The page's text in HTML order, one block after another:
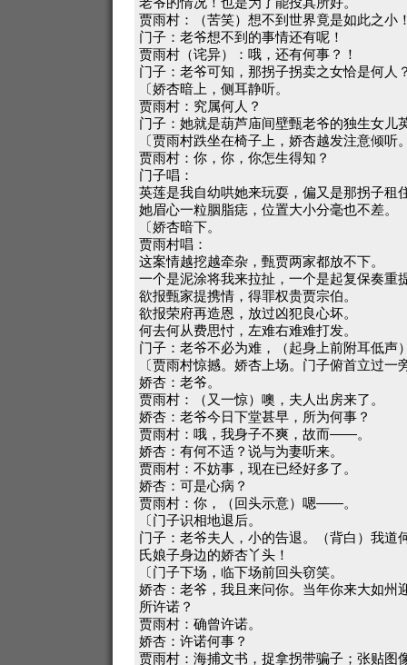
贾雨村：（苦笑）想不到世界竟是如此之小
门子：老爷想不到的事情还有呢！
贾雨村（诧异）：哦，还有何事？！
门子：老爷可知，那拐子拐卖之女恰是何人
〔娇杏暗上，侧耳静听。
贾雨村：究属何人？
门子：她就是葫芦庙间壁甄老爷的独生女儿
〔贾雨村跌坐在椅子上，娇杏越发注意倾听
贾雨村：你，你，你怎生得知？
门子唱：
英莲是我自幼哄她来玩耍，偏又是那拐子租
她眉心一粒胭脂痣，位置大小分毫也不差。
〔娇杏暗下。
贾雨村唱：
这案情越挖越牵杂，甄贾两家都放不下。
一个是泥涂将我来拉扯，一个是起复保奏重
欲报甄家提携情，得罪权贵贾宗伯。
欲报荣府再造恩，放过凶犯良心坏。
何去何从费思忖，左难右难难打发。
门子：老爷不必为难，（起身上前附耳低
〔贾雨村惊撼。娇杏上场。门子俯首立过一
娇杏：老爷。
贾雨村：（又一惊）噢，夫人出房来了。
娇杏：老爷今日下堂甚早，所为何事？
贾雨村：哦，我身子不爽，故而——。
娇杏：有何不适？说与为妻听来。
贾雨村：不妨事，现在已经好多了。
娇杏：可是心病？
贾雨村：你，（回头示意）嗯——。
〔门子识相地退后。
门子：老爷夫人，小的告退。（背白）我道
氏娘子身边的娇杏丫头！
〔门子下场，临下场前回头窃笑。
娇杏：老爷，我且来问你。当年你来大如州
所许诺？
贾雨村：确曾许诺。
娇杏：许诺何事？
贾雨村：海捕文书，捉拿拐带骗子；张贴图